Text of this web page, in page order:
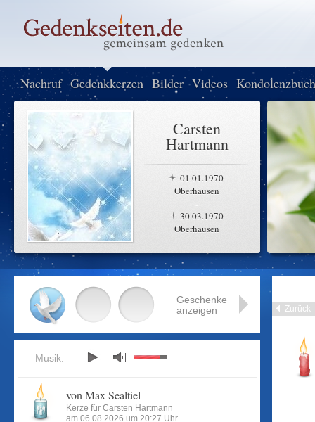
Nachruf Gedenkkerzen Bilder Videos Kondolenzbuch
Carsten
Hartmann
01.01.1970
Oberhausen
-
30.03.1970
Oberhausen
Zurück
Geschenke
anzeigen
Musik:
von Max Sealtiel
Kerze für Carsten Hartmann
am 06.08.2026 um 20:27 Uhr